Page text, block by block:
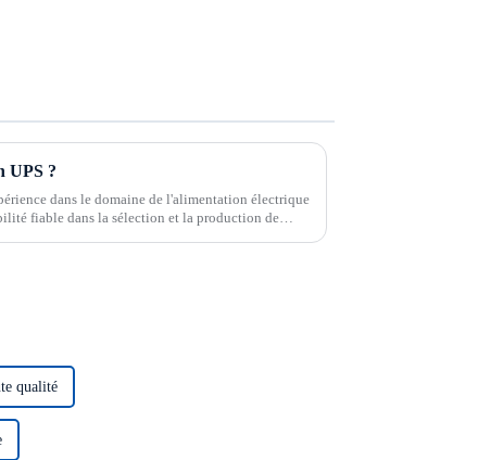
UPS ?
dans le domaine de l'alimentation électrique
fiable dans la sélection et la production de
qualité